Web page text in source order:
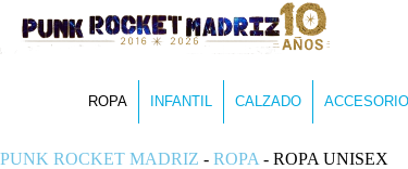
ROPA INFANTIL CALZADO
PUNK ROCKET MADRIZ - ROPA - ROPA UNISEX